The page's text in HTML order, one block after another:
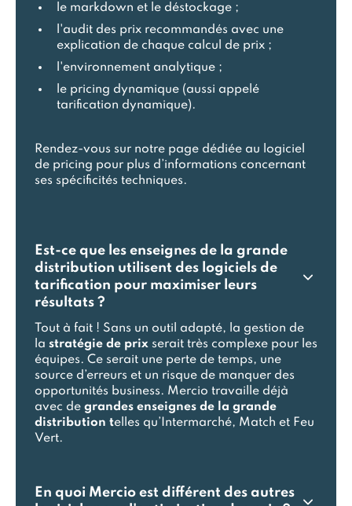
le markdown et le déstockage ;
l'audit des prix recommandés avec une
explication de chaque calcul de prix ;
l'environnement analytique ;
le pricing dynamique (aussi appelé
tarification dynamique).
Rendez-vous sur notre page dédiée au
logiciel
de pricing pour plus d’informations concernant
ses spécificités techniques.
Est-ce que les enseignes de la grande
distribution utilisent des logiciels de
tarification pour maximiser leurs
résultats ?
Tout à fait ! Sans un outil adapté, la gestion de
la stratégie de prix serait très complexe pour les
équipes. Ce serait une perte de temps, une
source d’erreurs et un risque de manquer des
opportunités business. Mercio travaille déjà
avec de grandes enseignes de la grande
distribution telles qu’Intermarché, Match et Feu
Vert.
En quoi Mercio est différent des autres